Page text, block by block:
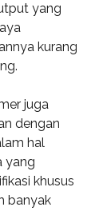
yang
kurang
juga
dengan
hal
yang
khusus
banyak